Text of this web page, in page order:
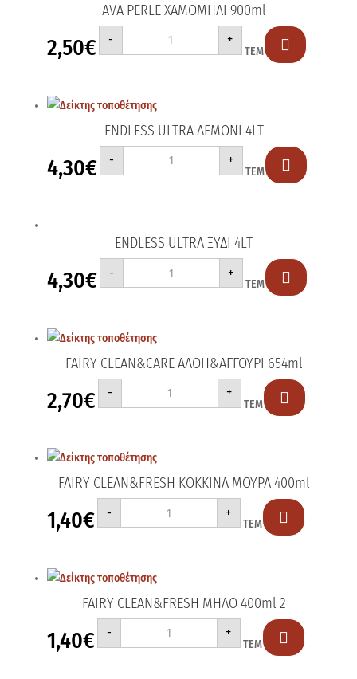
AVA PERLE ΧΑΜΟΜΗΛΙ 900ml
2,50€ -
AVA
ΧΑΜΟΜΗΛΙ
+
ΤΕΜ 
ENDLESS ULTRA ΛΕΜΟΝΙ 4LT
4,30€ -
ENDLESS
ΛΕΜΟΝΙ
+
ΤΕΜ 
ENDLESS ULTRA ΞΥΔΙ 4LT
4,30€ -
ENDLESS
ΞΥΔΙ
+
ΤΕΜ 
FAIRY CLEAN&CARE ΑΛΟΗ&ΑΓΓΟΥΡΙ 654ml
2,70€ -
FAIRY
CLEAN&CARE
ΑΛΟΗ&ΑΓΓΟΥΡΙ
+
ΤΕΜ 
FAIRY CLEAN&FRESH ΚΟΚΚΙΝΑ ΜΟΥΡΑ 400ml
1,40€ -
FAIRY
CLEAN&FRESH
ΚΟΚΚΙΝΑ
+
ΤΕΜ 
FAIRY CLEAN&FRESH ΜΗΛΟ 400ml 2
1,40€ -
FAIRY
CLEAN&FRESH
ΜΗΛΟ
+
ΤΕΜ 